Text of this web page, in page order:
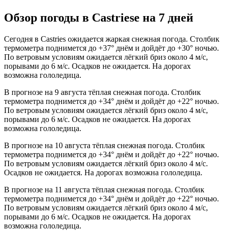
Обзор погоды в Castriesе на 7 дней
Сегодня в Castries ожидается жаркая снежная погода. Столбик
термометра поднимется до +37° днём и дойдёт до +30° ночью.
По ветровым условиям ожидается лёгкий бриз около 4 м/с,
порывами до 6 м/с. Осадков не ожидается. На дорогах
возможна гололедица.
В прогнозе на 9 августа тёплая снежная погода. Столбик
термометра поднимется до +34° днём и дойдёт до +22° ночью.
По ветровым условиям ожидается лёгкий бриз около 4 м/с,
порывами до 6 м/с. Осадков не ожидается. На дорогах
возможна гололедица.
В прогнозе на 10 августа тёплая снежная погода. Столбик
термометра поднимется до +34° днём и дойдёт до +22° ночью.
По ветровым условиям ожидается лёгкий бриз около 4 м/с.
Осадков не ожидается. На дорогах возможна гололедица.
В прогнозе на 11 августа тёплая снежная погода. Столбик
термометра поднимется до +34° днём и дойдёт до +22° ночью.
По ветровым условиям ожидается лёгкий бриз около 4 м/с,
порывами до 6 м/с. Осадков не ожидается. На дорогах
возможна гололедица.